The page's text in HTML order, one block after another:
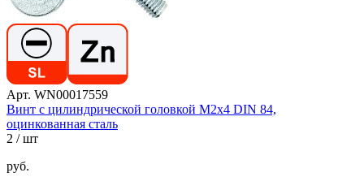
Арт. WN00017559
Винт с цилиндрической головкой М2х4 DIN 84,
оцинкованная сталь
2 / шт
руб.